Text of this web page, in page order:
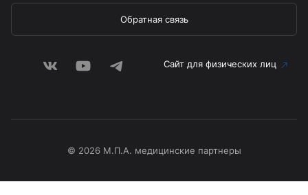
Обратная связь
Сайт для физических лиц
© 2026 М.П.А. медицинские партнеры